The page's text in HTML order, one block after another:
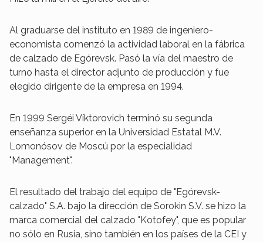
Al graduarse del instituto en 1989 de ingeniero-
economista comenzó la actividad laboral en la fábrica
de calzado de Egórevsk. Pasó la vía del maestro de
turno hasta el director adjunto de producción y fue
elegido dirigente de la empresa en 1994.
En 1999 Sergéi Víktorovich terminó su segunda
enseñanza superior en la Universidad Estatal M.V.
Lomonósov de Moscú por la especialidad
"Management".
El resultado del trabajo del equipo de "Egórevsk-
calzado" S.A. bajo la dirección de Sorokin S.V. se hizo la
marca comercial del calzado "Kotofey", que es popular
no sólo en Rusia, sino también en los países de la CEI y